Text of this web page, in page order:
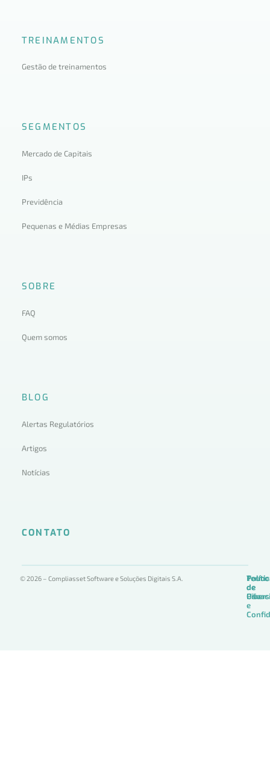
TREINAMENTOS
Gestão de treinamentos
SEGMENTOS
Mercado de Capitais
IPs
Previdência
Pequenas e Médias Empresas
SOBRE
FAQ
Quem somos
BLOG
Alertas Regulatórios
Artigos
Notícias
CONTATO
© 2026 – Compliasset Software e Soluções Digitais S.A.
de
Uso
de
de
e